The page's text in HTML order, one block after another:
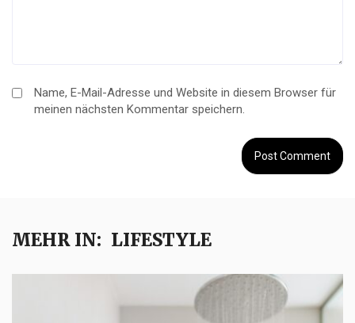
Name, E-Mail-Adresse und Website in diesem Browser für
meinen nächsten Kommentar speichern.
MEHR IN: LIFESTYLE